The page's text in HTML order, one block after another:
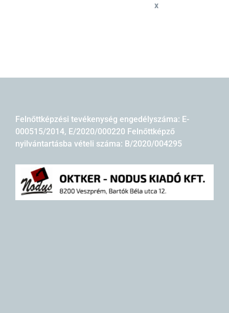
x
Felnőttképzési tevékenység engedélyszáma: E-
000515/2014, E/2020/000220 Felnőttképző
nyilvántartásba vételi száma: B/2020/004295